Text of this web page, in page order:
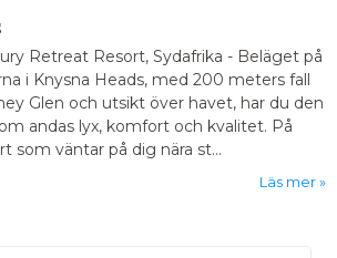
Retreat Resort, Sydafrika - Beläget på
i Knysna Heads, med 200 meters fall
Glen och utsikt över havet, har du den
andas lyx, komfort och kvalitet. På
som väntar på dig nära st...
Läs mer